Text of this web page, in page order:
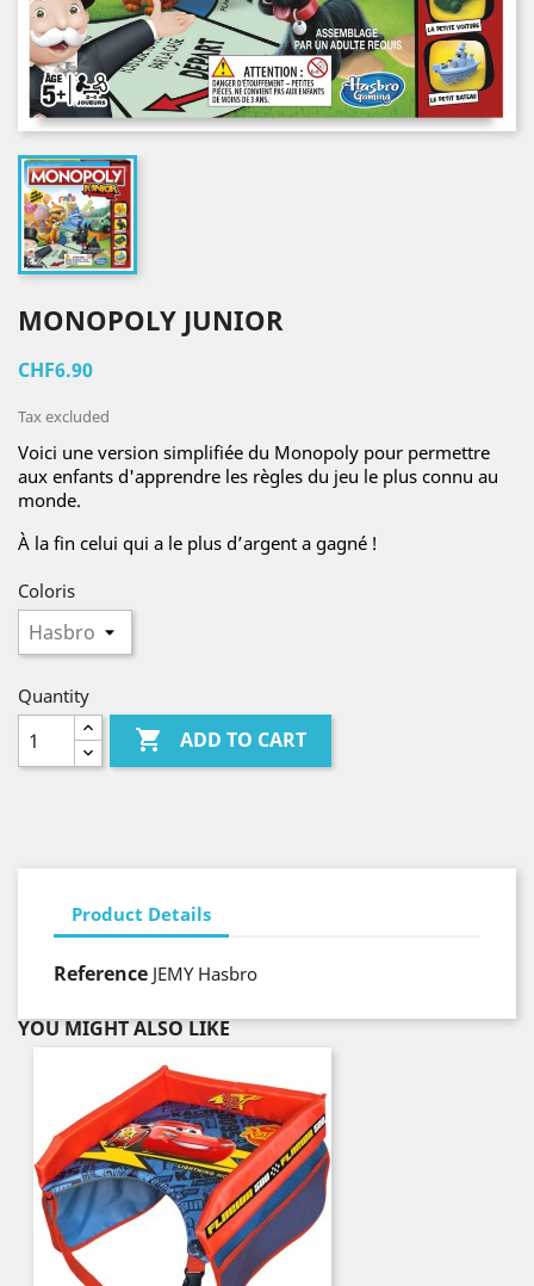
MONOPOLY JUNIOR
CHF6.90
Tax excluded
Voici une version simplifiée du Monopoly pour permettre
aux enfants d'apprendre les règles du jeu le plus connu au
monde.
À la fin celui qui a le plus d’argent a gagné !
Coloris
Quantity
 ADD TO CART
Product Details
Reference JEMY Hasbro
YOU MIGHT ALSO LIKE